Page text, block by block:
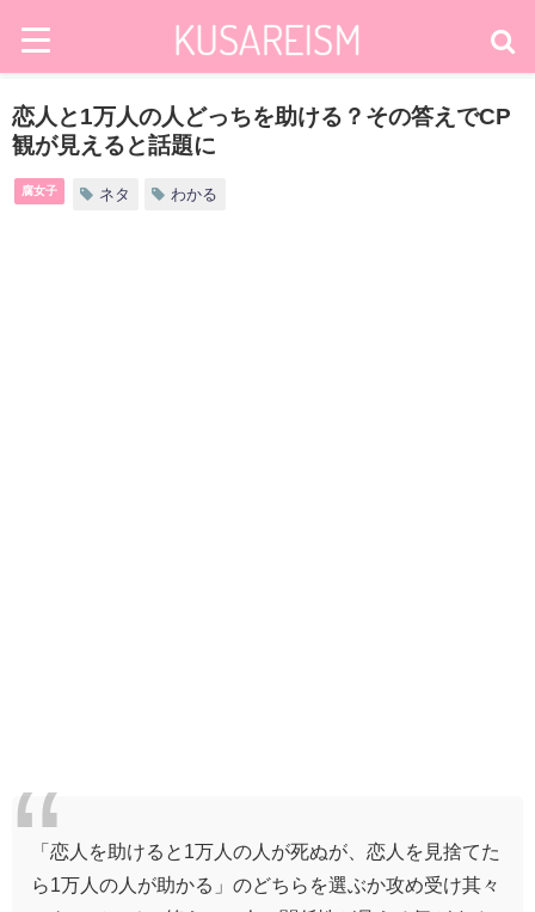
恋人と1万人の人どっちを助ける？その答えでCP
観が見えると話題に
腐女子 ネタ わかる
「恋人を助けると1万人の人が死ぬが、恋人を見捨てた
ら1万人の人が助かる」のどちらを選ぶか攻め受け其々